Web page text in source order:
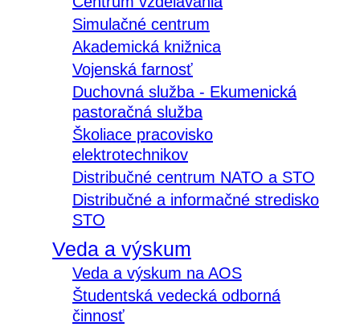
Simulačné centrum
Akademická knižnica
Vojenská farnosť
Duchovná služba - Ekumenická
pastoračná služba
Školiace pracovisko
elektrotechnikov
Distribučné centrum NATO a STO
Distribučné a informačné stredisko
STO
Veda a výskum
Veda a výskum na AOS
Študentská vedecká odborná
činnosť